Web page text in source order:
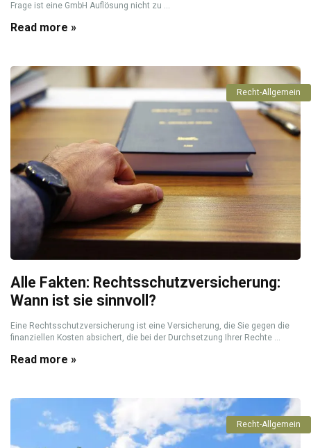
Frage ist eine GmbH Auflösung nicht zu ...
Read more »
Recht-Allgemein
Alle Fakten: Rechtsschutzversicherung:
Wann ist sie sinnvoll?
Eine Rechtsschutzversicherung ist eine Versicherung, die Sie gegen die
finanziellen Kosten absichert, die bei der Durchsetzung Ihrer Rechte ...
Read more »
Recht-Allgemein